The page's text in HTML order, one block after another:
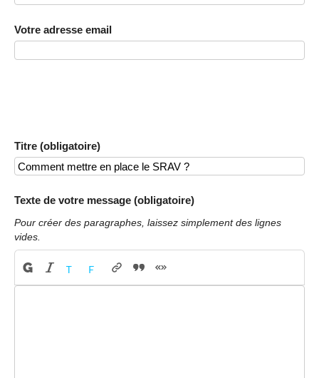
Votre adresse email
Titre (obligatoire)
Texte de votre message (obligatoire)
Pour créer des paragraphes, laissez simplement des lignes
vides.